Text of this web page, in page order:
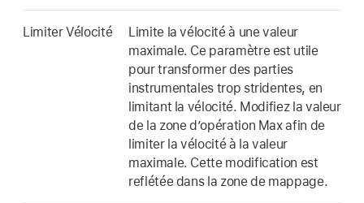
Limiter Vélocité
Limite la vélocité à une valeur
maximale. Ce paramètre est utile
pour transformer des parties
instrumentales trop stridentes, en
limitant la vélocité. Modifiez la valeur
de la zone d’opération Max afin de
limiter la vélocité à la valeur
maximale. Cette modification est
reflétée dans la zone de mappage.